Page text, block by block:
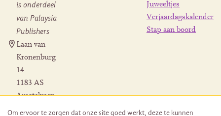
is onderdeel
van Palaysia
Publishers
Laan van
Kronenburg
14
1183 AS
Amstelveen
Juweeltjes
Verjaardagskalender
Stap aan boord
Om ervoor te zorgen dat onze site goed werkt, deze te kunnen